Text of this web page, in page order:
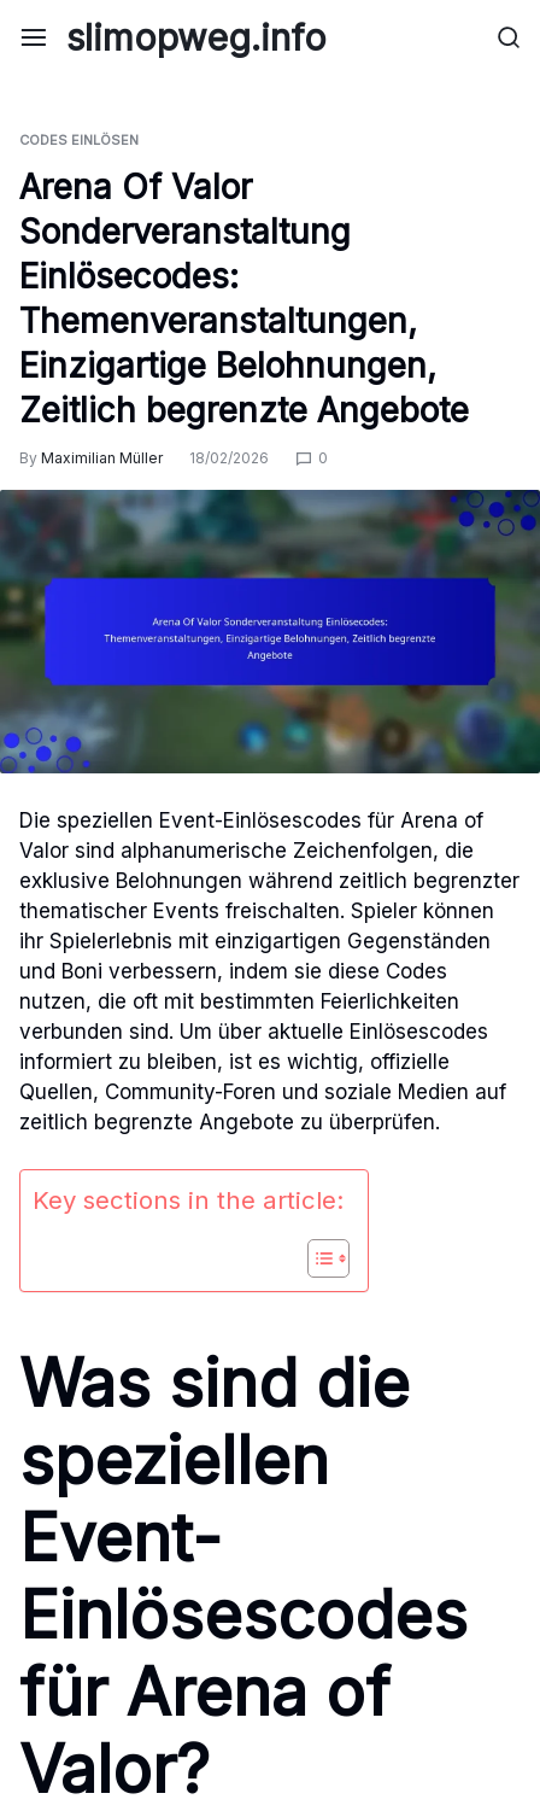
slimopweg.info
CODES EINLÖSEN
Arena Of Valor
Sonderveranstaltung
Einlösecodes:
Themenveranstaltungen,
Einzigartige Belohnungen,
Zeitlich begrenzte Angebote
By Maximilian Müller 18/02/2026 0
Die speziellen Event-Einlösescodes für Arena of
Valor sind alphanumerische Zeichenfolgen, die
exklusive Belohnungen während zeitlich begrenzter
thematischer Events freischalten. Spieler können
ihr Spielerlebnis mit einzigartigen Gegenständen
und Boni verbessern, indem sie diese Codes
nutzen, die oft mit bestimmten Feierlichkeiten
verbunden sind. Um über aktuelle Einlösescodes
informiert zu bleiben, ist es wichtig, offizielle
Quellen, Community-Foren und soziale Medien auf
zeitlich begrenzte Angebote zu überprüfen.
Key sections in the article:
Was sind die
speziellen
Event-
Einlösescodes
für Arena of
Valor?